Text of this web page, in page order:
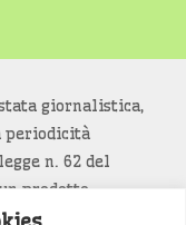
giornalistica,
periodicità
n. 62 del
prodotto